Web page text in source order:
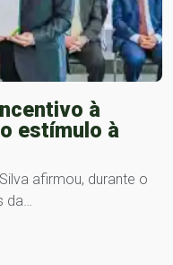
à
estímulo à
afirmou, durante o
da…